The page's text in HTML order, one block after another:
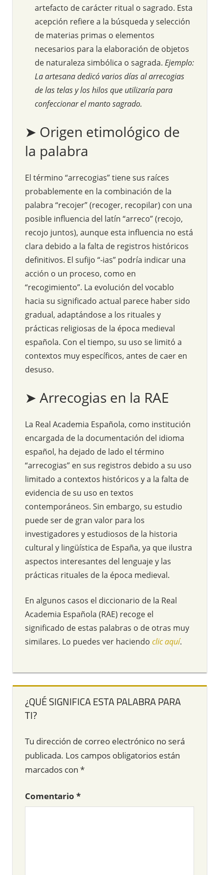
artefacto de carácter ritual o sagrado. Esta
acepción refiere a la búsqueda y selección
de materias primas o elementos
necesarios para la elaboración de objetos
de naturaleza simbólica o sagrada. Ejemplo:
La artesana dedicó varios días al arrecogias
de las telas y los hilos que utilizaría para
confeccionar el manto sagrado.
➤ Origen etimológico de
la palabra
El término “arrecogias” tiene sus raíces
probablemente en la combinación de la
palabra “recojer” (recoger, recopilar) con una
posible influencia del latín “arreco” (recojo,
recojo juntos), aunque esta influencia no está
clara debido a la falta de registros históricos
definitivos. El sufijo “-ias” podría indicar una
acción o un proceso, como en
“recogimiento”. La evolución del vocablo
hacia su significado actual parece haber sido
gradual, adaptándose a los rituales y
prácticas religiosas de la época medieval
española. Con el tiempo, su uso se limitó a
contextos muy específicos, antes de caer en
desuso.
➤ Arrecogias en la RAE
La Real Academia Española, como institución
encargada de la documentación del idioma
español, ha dejado de lado el término
“arrecogias” en sus registros debido a su uso
limitado a contextos históricos y a la falta de
evidencia de su uso en textos
contemporáneos. Sin embargo, su estudio
puede ser de gran valor para los
investigadores y estudiosos de la historia
cultural y lingüística de España, ya que ilustra
aspectos interesantes del lenguaje y las
prácticas rituales de la época medieval.
En algunos casos el diccionario de la Real
Academia Española (RAE) recoge el
significado de estas palabras o de otras muy
similares. Lo puedes ver haciendo clic aquí.
¿QUÉ SIGNIFICA ESTA PALABRA PARA
TI?
Tu dirección de correo electrónico no será
publicada. Los campos obligatorios están
marcados con *
Comentario *